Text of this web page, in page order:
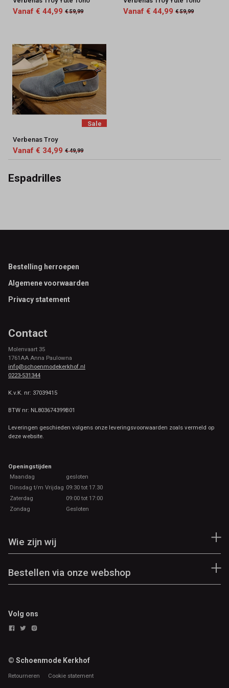
Vanaf € 44,99 € 59,99 Vanaf € 44,99 € 59,99
Sale
Verbenas Troy
Vanaf € 34,99 € 49,99
Espadrilles
Footer
Bestelling herroepen
Algemene voorwaarden
Privacy statement
Contact
Molenvaart 35
1761AA Anna Paulowna
info@schoenmodekerkhof.nl
0223-531344
K.v.K. nr: 37039415
BTW nr: NL803674399B01
Leveringen geschieden volgens onze leveringsvoorwaarden zoals vermeld op
deze website.
Openingstijden
Maandag
gesloten
Dinsdag t/m Vrijdag 09:30 tot 17.30
Zaterdag
09:00 tot 17:00
Zondag
Gesloten
Wie zijn wij
Bestellen via onze webshop
Volg ons
© Schoenmode Kerkhof
Retourneren Cookie statement